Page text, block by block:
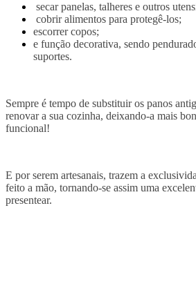
secar panelas, talheres e outros
cobrir alimentos para protegê-los;
escorrer copos;
e função decorativa, sendo
suportes.
Sempre é tempo de substituir os panos
renovar a sua cozinha, deixando-a mais
funcional!
E por serem artesanais, trazem a
feito a mão, tornando-se assim uma
presentear.